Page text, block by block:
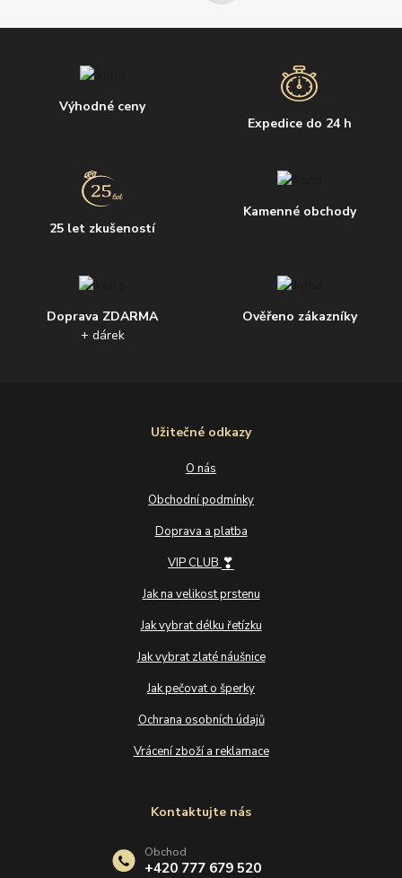
Výhodné ceny
Expedice do 24 h
25 let zkušeností
Kamenné obchody
Doprava ZDARMA
+ dárek
Ověřeno zákazníky
Užitečné odkazy
O nás
Obchodní podmínky
Doprava a platba
VIP CLUB ❣
Jak na velikost prstenu
Jak vybrat délku řetízku
Jak vybrat zlaté náušnice
Jak pečovat o šperky
Ochrana osobních údajů
Vrácení zboží a reklamace
Kontaktujte nás
Obchod
+420 777 679 520